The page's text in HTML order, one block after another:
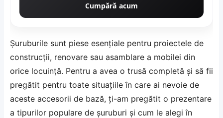
Cumpără acum
Șuruburile sunt piese esențiale pentru proiectele de
construcții, renovare sau asamblare a mobilei din
orice locuință. Pentru a avea o trusă completă și să fii
pregătit pentru toate situațiile în care ai nevoie de
aceste accesorii de bază, ți-am pregătit o prezentare
a tipurilor populare de șuruburi și cum le alegi în